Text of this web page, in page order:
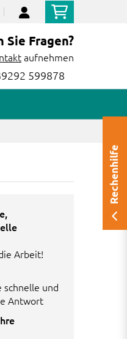
Sie Fragen?
aufnehmen
599878
Arbeit!
schnelle und
Antwort
Rechenhilfe